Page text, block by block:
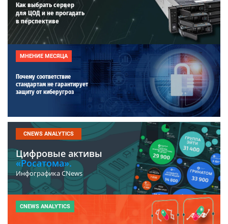
Как выбрать сервер
для ЦОД и не прогадать
в перспективе
МНЕНИЕ МЕСЯЦА
Почему соответствие
стандартам не гарантирует
защиту от киберугроз
CNEWS ANALYTICS
Цифровые активы
«Росатома».
Инфографика CNews
CNEWS ANALYTICS